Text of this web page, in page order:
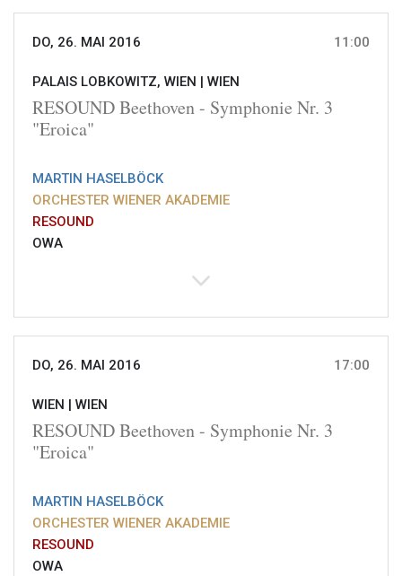
DO, 26. MAI 2016 11:00
PALAIS LOBKOWITZ, WIEN | WIEN
RESOUND Beethoven - Symphonie Nr. 3
"Eroica"
MARTIN HASELBÖCK
ORCHESTER WIENER AKADEMIE
RESOUND
OWA
DO, 26. MAI 2016 17:00
WIEN | WIEN
RESOUND Beethoven - Symphonie Nr. 3
"Eroica"
MARTIN HASELBÖCK
ORCHESTER WIENER AKADEMIE
RESOUND
OWA